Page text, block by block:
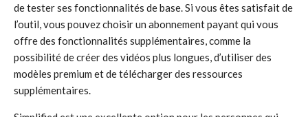
de tester ses fonctionnalités de base. Si vous êtes satisfait de
l’outil, vous pouvez choisir un abonnement payant qui vous
offre des fonctionnalités supplémentaires, comme la
possibilité de créer des vidéos plus longues, d’utiliser des
modèles premium et de télécharger des ressources
supplémentaires.